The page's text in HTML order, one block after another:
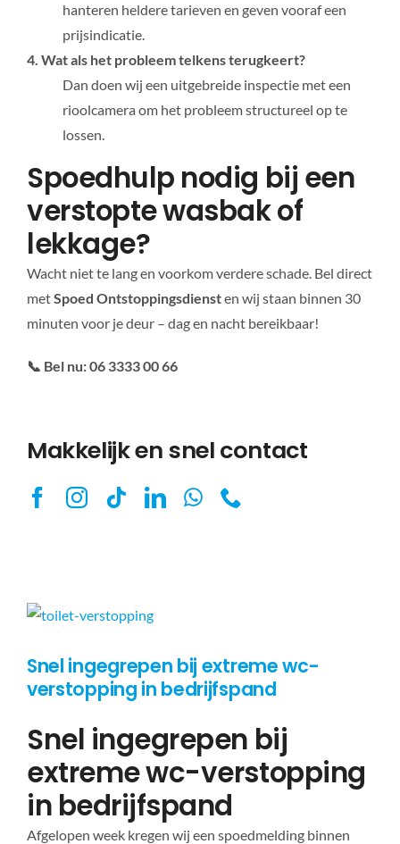
hanteren heldere tarieven en geven vooraf een
prijsindicatie.
4. Wat als het probleem telkens terugkeert?
Dan doen wij een uitgebreide inspectie met een
rioolcamera om het probleem structureel op te
lossen.
Spoedhulp nodig bij een
verstopte wasbak of
lekkage?
Wacht niet te lang en voorkom verdere schade. Bel direct
metSpoed Ontstoppingsdiensten wij staan binnen 30
minuten voor je deur – dag en nacht bereikbaar!
📞 Bel nu: 06 3333 00 66
Makkelijk en snel contact
Snel ingegrepen bij extreme wc-
verstopping in bedrijfspand
Snel ingegrepen bij
extreme wc-verstopping
in bedrijfspand
Afgelopen week kregen wij een spoedmelding binnen